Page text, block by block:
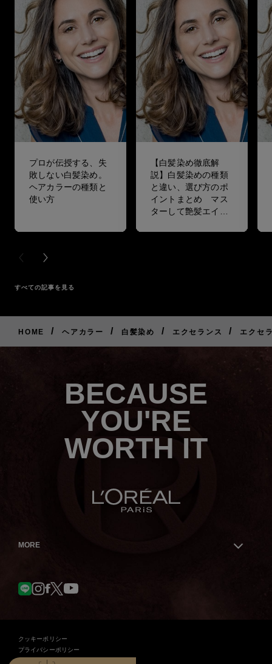
プロが伝授する、失
敗しない白髪染め。
ヘアカラーの種類と
使い方
【白髪染め徹底解
説】白髪染めの種類
と違い、選び方のポ
イントまとめ マス
ターして艶髪エイジ
PREVIOUS CARD
NEXT CARD
すべての記事を見る
HOME / ヘアカラー / 白髪染め / エクセランス / エクセ
BECAUSE
YOU'RE
WORTH IT
MORE
クッキーポリシー
プライバシーポリシー
契約条件